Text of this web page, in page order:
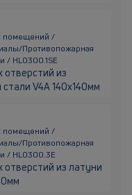
помещений /
Противопожарная
/ HL0300.1SE
отверстий из
V4A 140х140мм
помещений /
Противопожарная
/ HL0300.3E
из латуни